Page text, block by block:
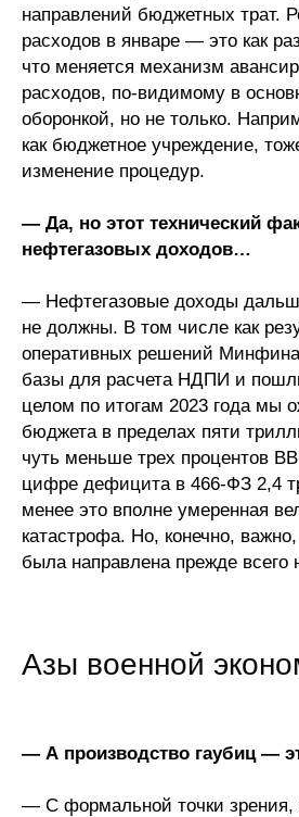
направлений бюджетных трат.
расходов в январе — это как
что меняется механизм
расходов, по-видимому в
оборонкой, но не только.
как бюджетное учреждение,
изменение процедур.
— Да, но этот технический
нефтегазовых доходов…
— Нефтегазовые доходы
не должны. В том числе как
оперативных решений
базы для расчета НДПИ и
целом по итогам 2023 года мы
бюджета в пределах пяти
чуть меньше трех процентов
цифре дефицита в 466-ФЗ 2,4
менее это вполне умеренная
катастрофа. Но, конечно,
была направлена прежде всего
Азы военной
— А производство гаубиц —
— С формальной точки зрения,